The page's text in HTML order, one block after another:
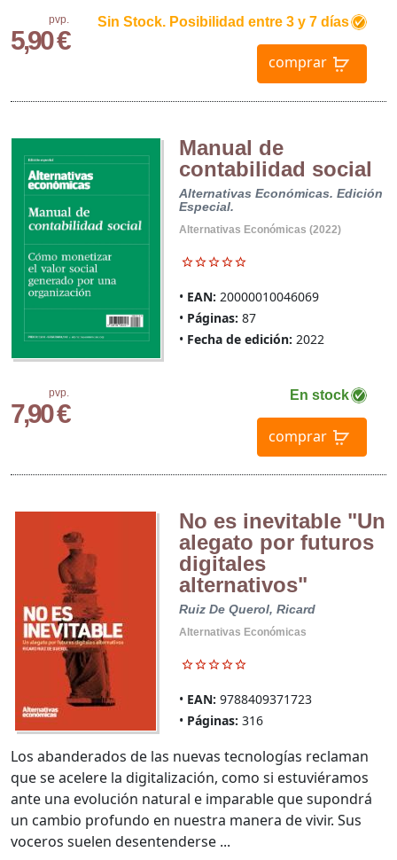
pvp.
5,90 €
Sin Stock. Posibilidad entre 3 y 7 días
comprar
Manual de
contabilidad social
Alternativas Económicas. Edición
Especial.
Alternativas Económicas (2022)
EAN: 20000010046069
Páginas: 87
Fecha de edición: 2022
pvp.
7,90 €
En stock
comprar
No es inevitable "Un
alegato por futuros
digitales
alternativos"
Ruiz De Querol, Ricard
Alternativas Económicas
EAN: 9788409371723
Páginas: 316
Los abanderados de las nuevas tecnologías reclaman
que se acelere la digitalización, como si estuviéramos
ante una evolución natural e imparable que supondrá
un cambio profundo en nuestra manera de vivir. Sus
voceros suelen desentenderse ...